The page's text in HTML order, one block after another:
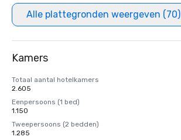
Alle plattegronden weergeven (70)
Kamers
Totaal aantal hotelkamers
2.605
Eenpersoons (1 bed)
1.150
Tweepersoons (2 bedden)
1.285